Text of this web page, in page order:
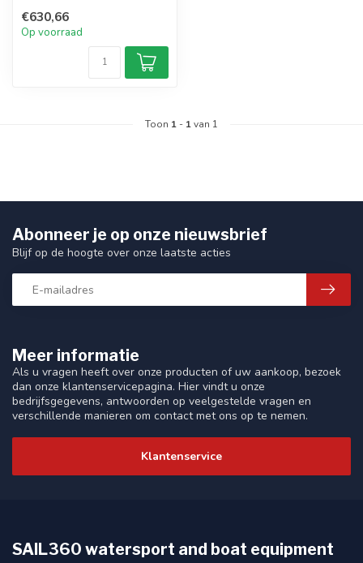
wandmon...
€630,66
Op voorraad
Toon 1 - 1van 1
Meer informatie
Als u vragen heeft over onze producten of uw aankoop, bezoek
dan onze klantenservicepagina. Hier vindt u onze
bedrijfsgegevens, antwoorden op veelgestelde vragen en
verschillende manieren om contact met ons op te nemen.
Klantenservice
Abonneer je op onze nieuwsbrief
Blijf op de hoogte over onze laatste acties
SAIL360 watersport and boat equipment